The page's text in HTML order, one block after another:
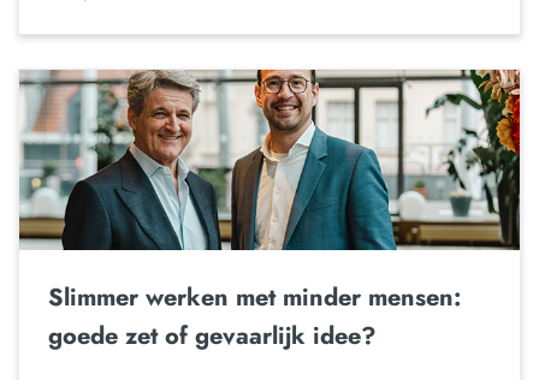
Slimmer werken met minder mensen:
goede zet of gevaarlijk idee?